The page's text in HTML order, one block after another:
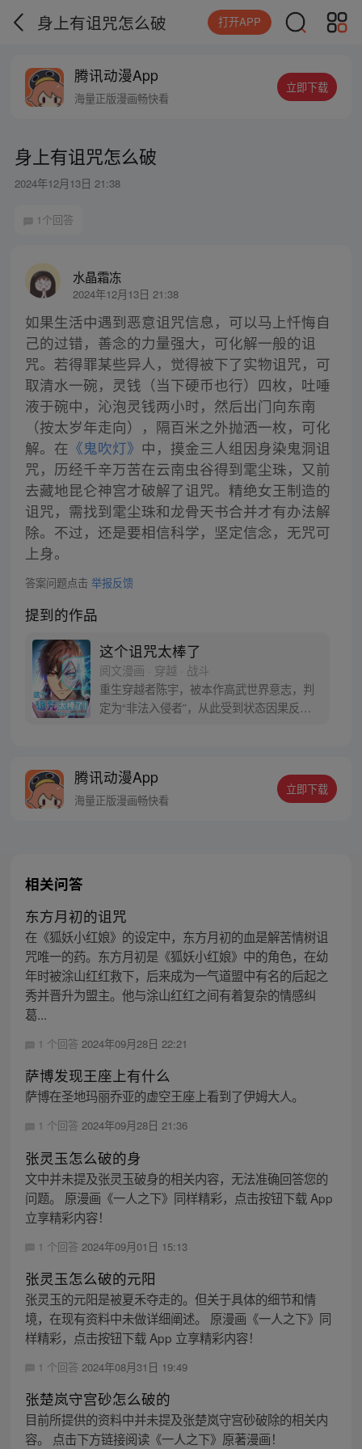
身上有诅咒怎么破 打开APP
腾讯动漫App
海量正版漫画畅快看
立即下载
身上有诅咒怎么破
2024年12月13日 21:38
1个回答
水晶霜冻
2024年12月13日 21:38
如果生活中遇到恶意诅咒信息，可以马上忏悔自
己的过错，善念的力量强大，可化解一般的诅
咒。若得罪某些异人，觉得被下了实物诅咒，可
取清水一碗，灵钱（当下硬币也行）四枚，吐唾
液于碗中，沁泡灵钱两小时，然后出门向东南
（按太岁年走向），隔百米之外抛洒一枚，可化
解。在 《鬼吹灯》 中，摸金三人组因身染鬼洞诅
咒，历经千辛万苦在云南虫谷得到雮尘珠，又前
去藏地昆仑神宫才破解了诅咒。精绝女王制造的
诅咒，需找到雮尘珠和龙骨天书合并才有办法解
除。不过，还是要相信科学，坚定信念，无咒可
上身。
答案问题点击 举报反馈
提到的作品
这个诅咒太棒了
阅文漫画 · 穿越 · 战斗
重生穿越者陈宇，被本作高武世界意志，判
定为“非法入侵者”，从此受到状态因果反转
气血…… 【受到物理伤害：劲气+20、气血
+38、筋脉韧性+2…】 状态全反过来，还越
腾讯动漫App
海量正版漫画畅快看
立即下载
相关问答
东方月初的诅咒
在《狐妖小红娘》的设定中，东方月初的血是解苦情树诅
咒唯一的药。东方月初是《狐妖小红娘》中的角色，在幼
年时被涂山红红救下，后来成为一气道盟中有名的后起之
秀并晋升为盟主。他与涂山红红之间有着复杂的情感纠
葛...
1 个回答 2024年09月28日 22:21
萨博发现王座上有什么
萨博在圣地玛丽乔亚的虚空王座上看到了伊姆大人。
1 个回答 2024年09月28日 21:36
张灵玉怎么破的身
文中并未提及张灵玉破身的相关内容，无法准确回答您的
问题。 原漫画《一人之下》同样精彩，点击按钮下载 App
立享精彩内容！
1 个回答 2024年09月01日 15:13
张灵玉怎么破的元阳
张灵玉的元阳是被夏禾夺走的。但关于具体的细节和情
境，在现有资料中未做详细阐述。 原漫画《一人之下》同
样精彩，点击按钮下载 App 立享精彩内容！
1 个回答 2024年08月31日 19:49
张楚岚守宫砂怎么破的
目前所提供的资料中并未提及张楚岚守宫砂破除的相关内
容。 点击下方链接阅读《一人之下》原著漫画！